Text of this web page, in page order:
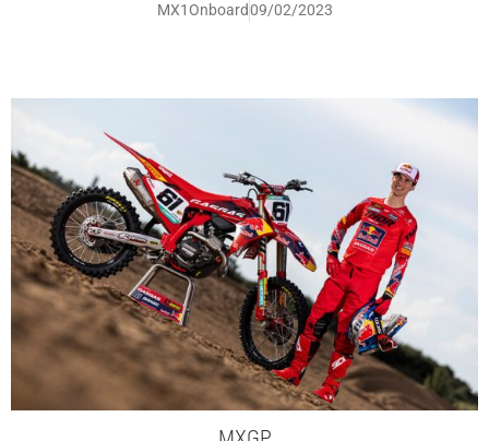
MX1Onboard09/02/2023